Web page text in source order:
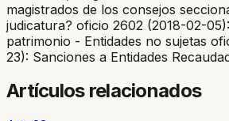
magistrados de los consejos
judicatura? oficio 2602 (2018-02-
patrimonio - Entidades no sujetas
23): Sanciones a Entidades
Artículos relacionados